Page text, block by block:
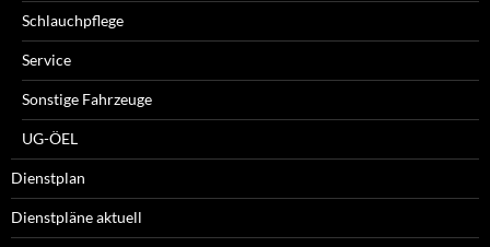
Schlauchpflege
Service
Sonstige Fahrzeuge
UG-ÖEL
Dienstplan
Dienstpläne aktuell